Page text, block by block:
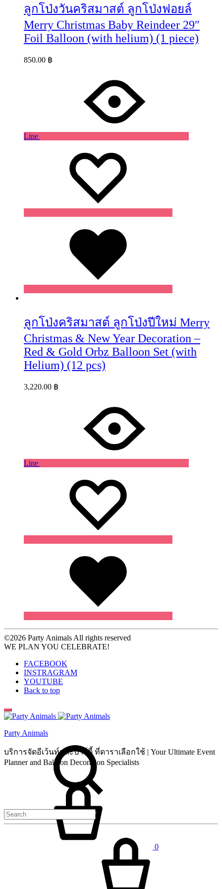
ลูกโป่งวันคริสมาสต์ ลูกโป่งฟอยล์
Merry Christmas Baby Reindeer 29″
Foil Balloon (with helium) (1 piece)
850.00 ฿
Line
ลูกโป่งคริสมาสต์ ลูกโป่งปีใหม่ Merry
Christmas & New Year Decoration –
Red & Gold Orbz Balloon Set (with
Helium) (12 pcs)
3,220.00 ฿
Line
©2026 Party Animals All rights reserved
WE PLAN YOU CELEBRATE!
FACEBOOK
INSTRAGRAM
YOUTUBE
Back to top
Party Animals
บริการจัดอีเว้นท์และปาร์ตี้ ที่ดาราเลือกใช้ | Your Ultimate Event
Planner and Balloon Decoration Specialists
0
Search